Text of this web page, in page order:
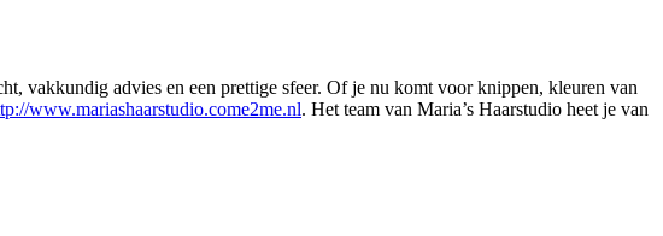
vakkundig advies en een prettige sfeer. Of je nu komt voor knippen, kleuren van
www.mariashaarstudio.come2me.nl. Het team van Maria’s Haarstudio heet je van